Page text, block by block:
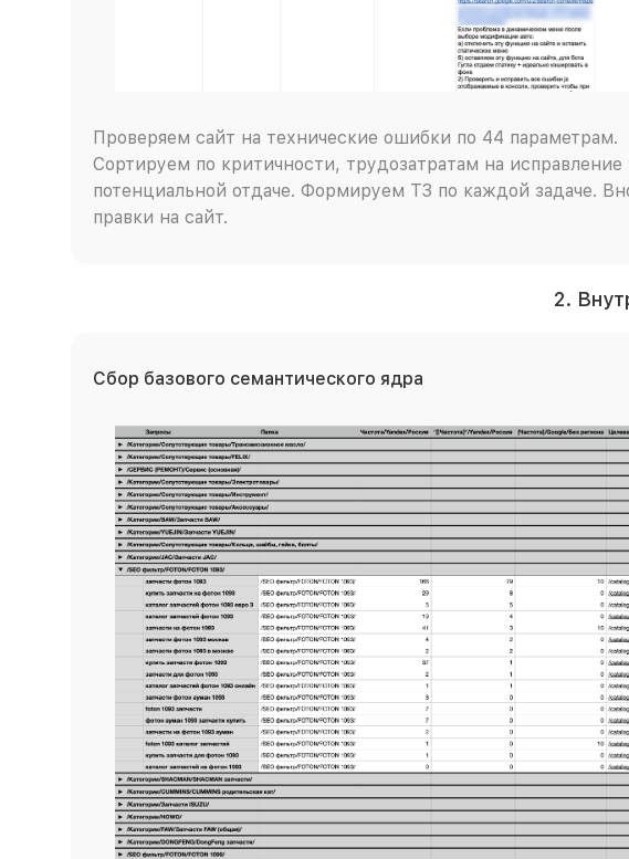
Проверяем сайт на технические ошибки по 44 параметрам.
Сортируем по критичности, трудозатратам на исправление
потенциальной отдаче. Формируем ТЗ по каждой задаче.
правки на сайт.
2.
Сбор базового семантического ядра